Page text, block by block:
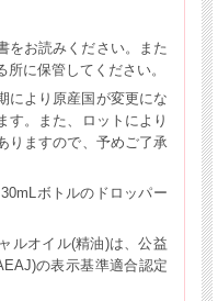
をお読みください。また
に保管してください。
により原産国が変更にな
す。また、ロットにより
りますので、予めご了承
ボトルのドロッパー
ルオイル(精油)は、公益
の表示基準適合認定